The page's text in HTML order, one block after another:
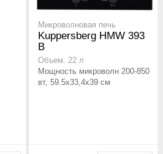
Микроволновая печь
Kuppersberg HMW 393
B
Объем: 22 л
Мощность микроволн 200-850
вт, 59.5x33,4x39 см